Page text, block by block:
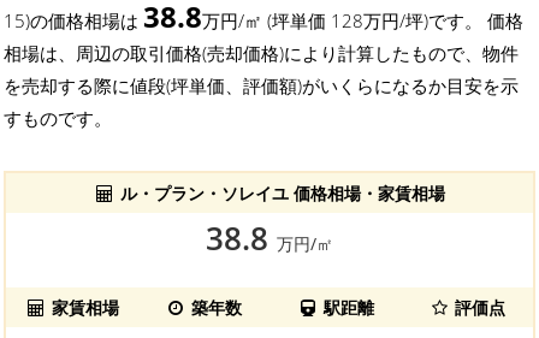
15)の価格相場は 38.8万円/㎡ (坪単価 128万円/坪)です。 価格
相場は、周辺の取引価格(売却価格)により計算したもので、物件
を売却する際に値段(坪単価、評価額)がいくらになるか目安を示
すものです。
ル・プラン・ソレイユ 価格相場・家賃相場
38.8 万円/㎡
家賃相場 築年数 駅距離 評価点